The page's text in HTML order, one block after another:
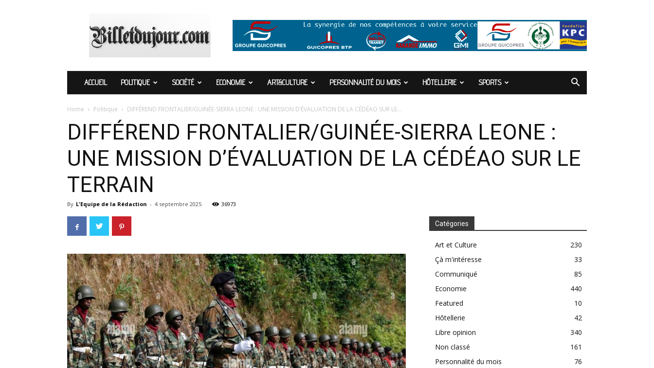
ACCUEIL POLITIQUE SOCIÉTÉ ECONOMIE ART&CULTURE PERSONNALITÉ DU MOIS HÔTELLERIE SPORTS
Home Politique DIFFÉREND FRONTALIER/GUINÉE-SIERRA LEONE : UNE MISSION D’ÉVALUATION DE LA CÉDÉAO SUR LE...
DIFFÉREND FRONTALIER/GUINÉE-SIERRA LEONE :
UNE MISSION D’ÉVALUATION DE LA CÉDÉAO SUR LE
TERRAIN
By L'Equipe de la Rédaction - 4 septembre 2025 36973
Catégories
Art et Culture
230
Çà m'intéresse
33
Communiqué
85
Economie
440
Featured
10
Hôtellerie
42
Libre opinion
340
Non classé
161
Personnalité du mois
76